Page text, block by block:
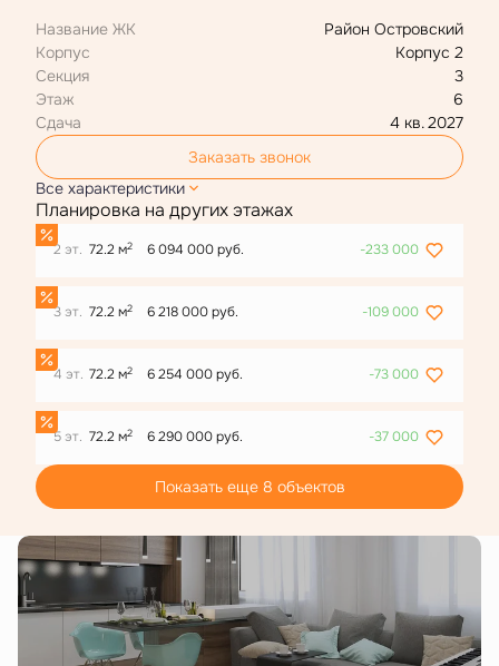
Название ЖК
Район Островский
Корпус
Корпус 2
Секция
3
Этаж
6
Сдача
4 кв. 2027
Заказать звонок
Все характеристики
Планировка на других этажах
2 эт. 72.2 м2 6 094 000 руб. -233 000
3 эт. 72.2 м2 6 218 000 руб. -109 000
4 эт. 72.2 м2 6 254 000 руб. -73 000
5 эт. 72.2 м2 6 290 000 руб. -37 000
Показать еще 8 объектов